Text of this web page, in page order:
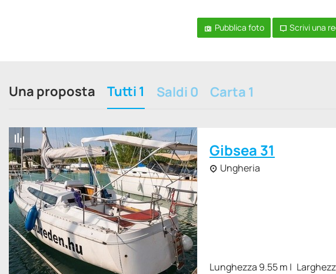
Pubblica foto Scrivi una
Una proposta Tutti 1 Saldi 0 Carta 1
Gibsea 31
Ungheria
Lunghezza 9.55 m